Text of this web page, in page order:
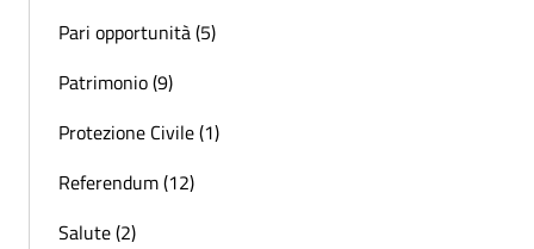
Pari opportunità (5)
Patrimonio (9)
Protezione Civile (1)
Referendum (12)
Salute (2)